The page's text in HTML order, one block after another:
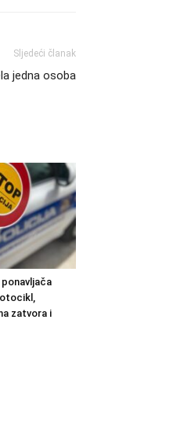
Sljedeći članak
jedna osoba
zatvora i